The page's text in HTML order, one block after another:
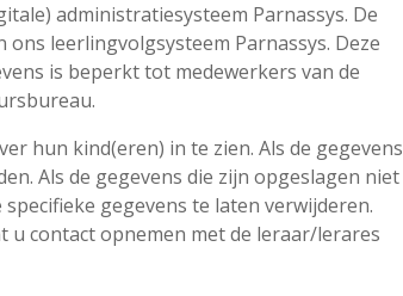
administratiesysteem Parnassys. De
leerlingvolgsysteem Parnassys. Deze
is beperkt tot medewerkers van de
hun kind(eren) in te zien. Als de gegevens
Als de gegevens die zijn opgeslagen niet
gegevens te laten verwijderen.
contact opnemen met de leraar/lerares